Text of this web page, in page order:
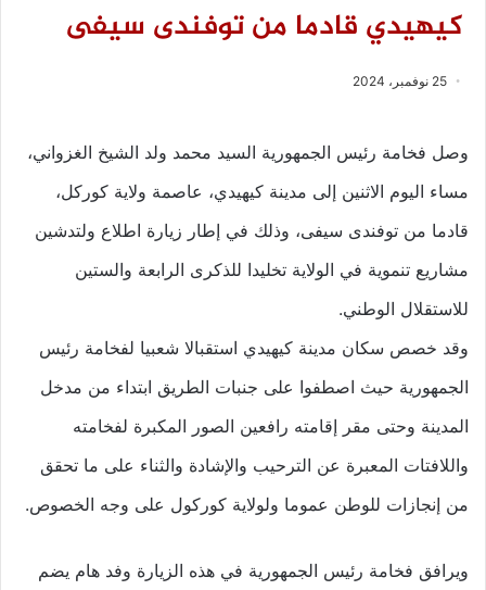
كيهيدي قادما من توفندى سيفى
25 نوفمبر، 2024
وصل فخامة رئيس الجمهورية السيد محمد ولد الشيخ الغزواني،
مساء اليوم الاثنين إلى مدينة كيهيدي، عاصمة ولاية كوركل،
قادما من توفندى سيفى، وذلك في إطار زيارة اطلاع ولتدشين
مشاريع تنموية في الولاية تخليدا للذكرى الرابعة والستين
للاستقلال الوطني.
وقد خصص سكان مدينة كيهيدي استقبالا شعبيا لفخامة رئيس
الجمهورية حيث اصطفوا على جنبات الطريق ابتداء من مدخل
المدينة وحتى مقر إقامته رافعين الصور المكبرة لفخامته
واللافتات المعبرة عن الترحيب والإشادة والثناء على ما تحقق
من إنجازات للوطن عموما ولولاية كوركول على وجه الخصوص.
ويرافق فخامة رئيس الجمهورية في هذه الزيارة وفد هام يضم